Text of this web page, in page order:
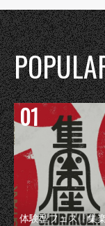
体験型フェス『集